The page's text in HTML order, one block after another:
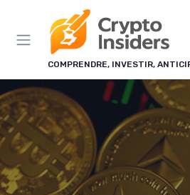
COMPRENDRE, INVESTIR,
Panneau de gestion des cookies